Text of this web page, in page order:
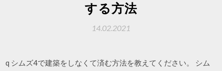
する方法
14.02.2021
q シムズ4で建築をしなくて済む方法を教えてください。 シム